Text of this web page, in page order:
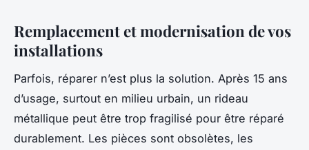
Remplacement et modernisation de vos
installations
Parfois, réparer n’est plus la solution. Après 15 ans
d’usage, surtout en milieu urbain, un rideau
métallique peut être trop fragilisé pour être réparé
durablement. Les pièces sont obsolètes, les